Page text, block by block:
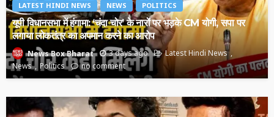
LATEST HINDI NEWS NEWS POLITICS
यूपी विधानसभा में हंगामा: ‘चंदा चोर’ के नारों पर भड़के CM योगी, सपा पर
लगाया लोकतंत्र का अपमान करने का आरोप
News Box Bharat 3 days ago
Latest Hindi News
News
Politics no comment